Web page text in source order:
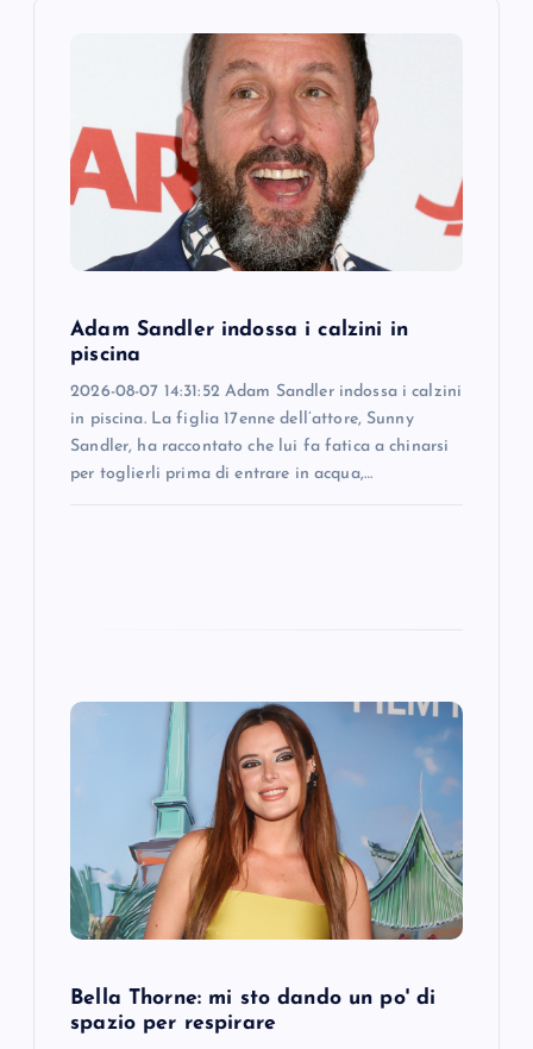
Adam Sandler indossa i calzini in
piscina
2026-08-07 14:31:52 Adam Sandler indossa i calzini
in piscina. La figlia 17enne dell’attore, Sunny
Sandler, ha raccontato che lui fa fatica a chinarsi
per toglierli prima di entrare in acqua,…
Bella Thorne: mi sto dando un po' di
spazio per respirare